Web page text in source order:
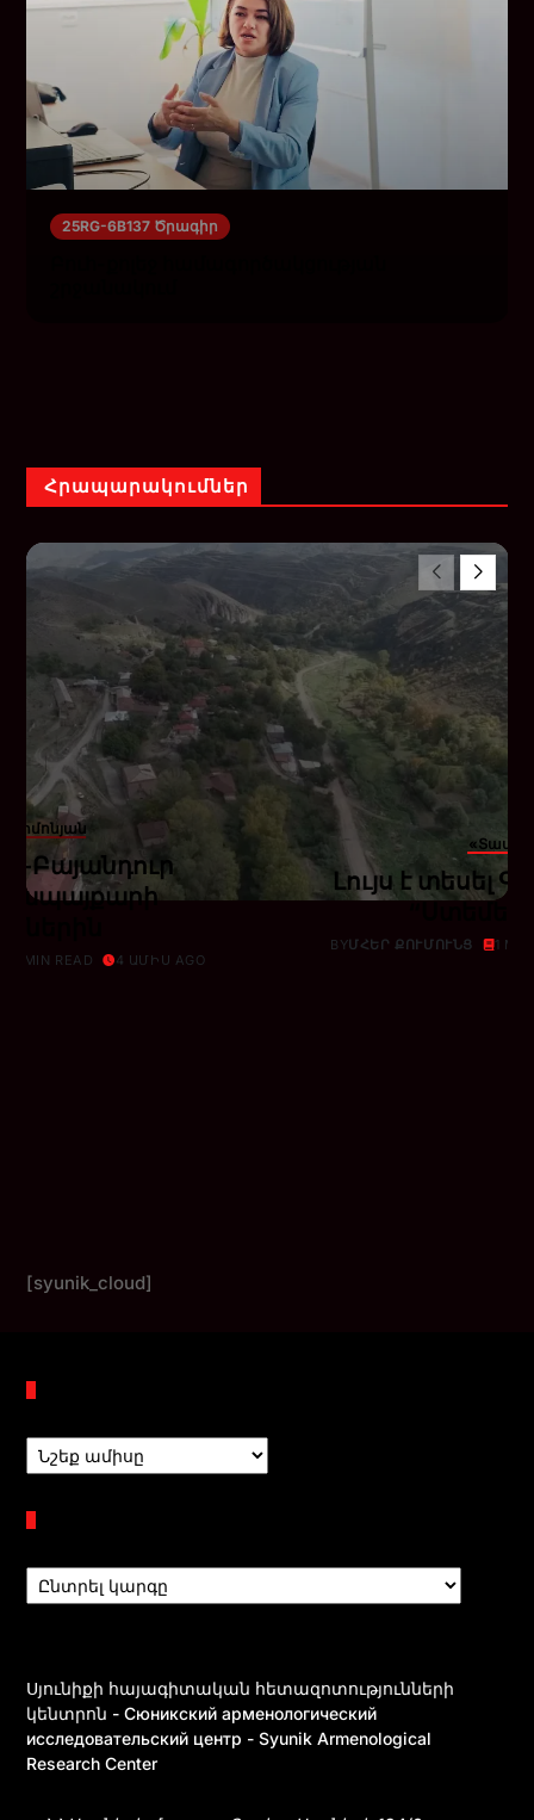
25RG-6B137 Ծրագիր
Հրապարակումներ
Սիմոնյան
Բայանդուր
1 MIN READ 4 ԱՄԻՍ AGO
Լույս է տեսել
BYՄՀԵՐ ՔՈՒՄՈՒՆՑ 1
[syunik_cloud]
Սյունիքի հայագիտական հետազոտությունների
կենտրոն - Сюникский арменологический
исследовательский центр - Syunik Armenological
Research Center